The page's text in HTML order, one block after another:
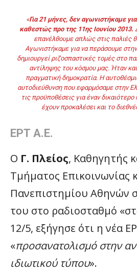
«Για 21 μήνες, δεν αγωνιστήκαμε
καθεστώς προ της 11ης Ιουνίου 2013.
επανέλθουμε απλώς στις παλιές
Αγωνιστήκαμε για να περάσουμε
δημιουργεί ριζοσπαστικές τομές στο
αντίληψης του κόσμου μας. Ήταν
πραγματική δημοκρατία. Η
αυτοδιεύθυνση που εφαρμόσαμε στην
τις προϋποθέσεις για έναν
έχουν προκαλέσει και το
ΕΡΤ Α.Ε.
Ο Γ. Πλείος, Καθηγητής
Τμήματος Επικοινωνίας
Πανεπιστημίου Αθηνών
του στο ραδιοσταθμό
12/5, εξήγησε ότι η νέα
«προσανατολισμό στην
ιδιωτικού τύπου».